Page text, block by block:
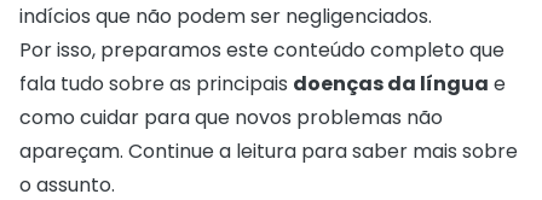
indícios que não podem ser negligenciados.
Por isso, preparamos este conteúdo completo que
fala tudo sobre as principais doenças da língua e
como cuidar para que novos problemas não
apareçam. Continue a leitura para saber mais sobre
o assunto.